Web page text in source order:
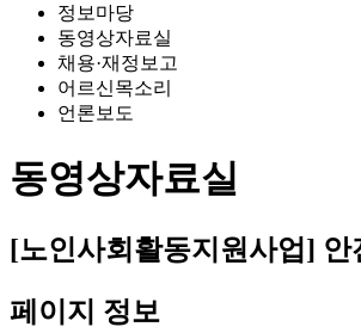
정보마당
동영상자료실
채용·재정보고
어르신목소리
언론보도
동영상자료실
[노인사회활동지원사업]
페이지 정보